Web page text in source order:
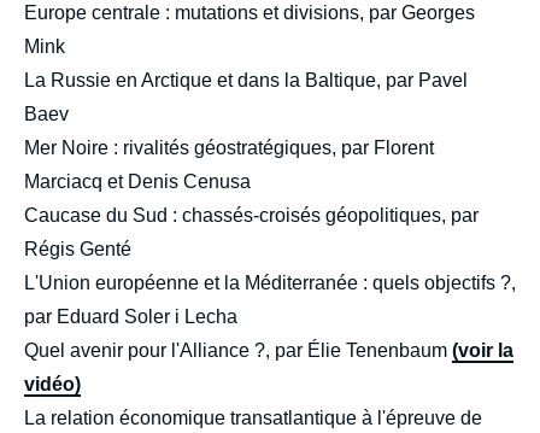
Europe centrale : mutations et divisions, par Georges
Mink
La Russie en Arctique et dans la Baltique, par Pavel
Baev
Mer Noire : rivalités géostratégiques, par Florent
Marciacq et Denis Cenusa
Caucase du Sud : chassés-croisés géopolitiques, par
Régis Genté
L'Union européenne et la Méditerranée : quels objectifs ?,
par Eduard Soler i Lecha
Quel avenir pour l'Alliance ?, par Élie Tenenbaum (voir la
vidéo)
La relation économique transatlantique à l'épreuve de